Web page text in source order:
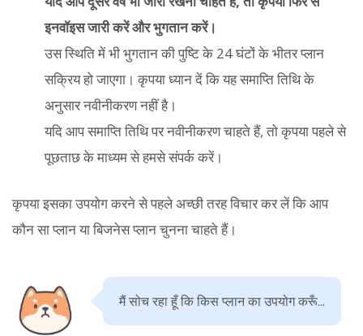
इनवॉइस जारी करें और भुगतान करें।
उस स्थिति में भी भुगतान की पुष्टि के 24 घंटों के भीतर प्लान
सक्रिय हो जाएगा। कृपया ध्यान दें कि यह समाप्ति तिथि के
अनुसार नवीनीकरण नहीं है।
यदि आप समाप्ति तिथि पर नवीनीकरण चाहते हैं, तो कृपया पहले से
पूछताछ के माध्यम से हमसे संपर्क करें।
कृपया इसका उपयोग करने से पहले अच्छी तरह विचार कर लें कि आप
कौन सा प्लान या बिजनेस प्लान चुनना चाहते हैं।
मैं सोच रहा हूँ कि किस प्लान का उपयोग करूँ...